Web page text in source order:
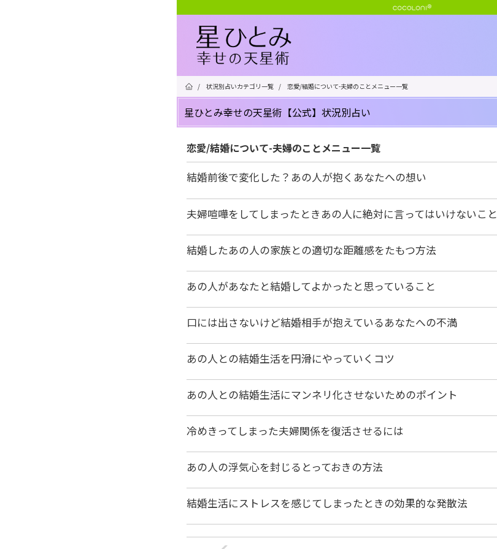
/ 状況別占いカテゴリ一覧 / 恋愛/結婚について-夫婦のことメニュー一覧
星ひとみ幸せの天星術【公式】状況別占い
恋愛/結婚について-夫婦のことメニュー一覧
結婚前後で変化した？あの人が抱くあなたへの想い
夫婦喧嘩をしてしまったときあの人に絶対に言ってはいけないこと
結婚したあの人の家族との適切な距離感をたもつ方法
あの人があなたと結婚してよかったと思っていること
口には出さないけど結婚相手が抱えているあなたへの不満
あの人との結婚生活を円滑にやっていくコツ
あの人との結婚生活にマンネリ化させないためのポイント
冷めきってしまった夫婦関係を復活させるには
あの人の浮気心を封じるとっておきの方法
結婚生活にストレスを感じてしまったときの効果的な発散法